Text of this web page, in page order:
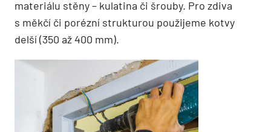
materiálu stěny – kulatina či šrouby. Pro zdiva
s měkčí či porézní strukturou použijeme kotvy
delší (350 až 400 mm).